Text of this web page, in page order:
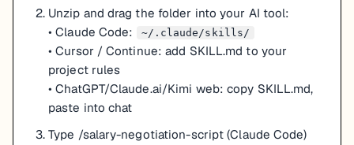
Unzip and drag the folder into your AI tool:
• Claude Code:
~/.claude/skills/
• Cursor / Continue: add SKILL.md to your
project rules
• ChatGPT/Claude.ai/Kimi web: copy SKILL.md,
paste into chat
Type /salary-negotiation-script (Claude Code)